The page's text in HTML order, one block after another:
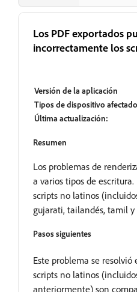
Los PDF exportados
incorrectamente los
Versión de la aplicación
Tipos de dispositivo
Última actualización:
Resumen
Los problemas de
a varios tipos de
scripts no latinos
gujarati, tailandés, tamil y
Pasos siguientes
Este problema se resolvió
scripts no latinos
anteriormente) son